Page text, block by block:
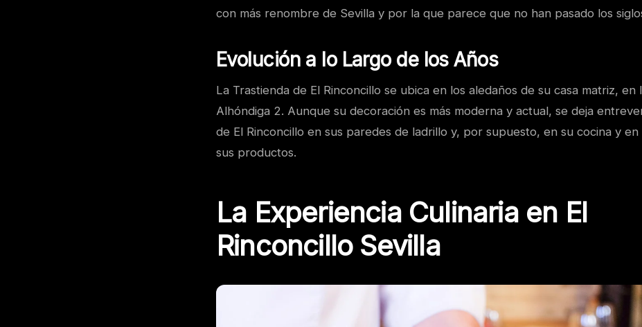
con más renombre de Sevilla y por la que parece que no han pasado los
Evolución a lo Largo de los Años
La Trastienda de El Rinconcillo se ubica en los aledaños de su casa matriz, en
Alhóndiga 2. Aunque su decoración es más moderna y actual, se deja
de El Rinconcillo en sus paredes de ladrillo y, por supuesto, en su cocina y en
sus productos.
La Experiencia Culinaria en El
Rinconcillo Sevilla